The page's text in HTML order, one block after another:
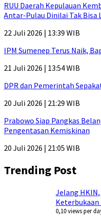
RUU Daerah Kepulauan
Antar-Pulau Dinilai Tak Bisa
22 Juli 2026 | 13:39 WIB
IPM Sumenep Terus Naik,
21 Juli 2026 | 13:54 WIB
DPR dan Pemerintah
20 Juli 2026 | 21:29 WIB
Prabowo Siap Pangkas
Pengentasan Kemiskinan
20 Juli 2026 | 21:05 WIB
Trending Post
Jelang
0,10 views per